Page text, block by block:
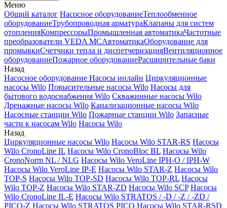
Меню
Общий каталог Насосное оборудованиеТеплообменное
оборудованиеТрубопроводная арматураКлапаны для систем
отопленияКомпрессорыПромышленная автоматикаЧастотные
преобразователи VEDA MCАвтоматикаОборудование для
промывкиСчетчики тепла и диспетчеризацияВентиляционное
оборудованиеПожарное оборудованиеРасширительные баки
Назад
Насосное оборудование Насосы инлайн Циркуляционные
насосы Wilo Повысительные насосы Wilo Насосы для
бытового водоснабжения Wilo Скважинные насосы Wilo
Дренажные насосы Wilo Канализационные насосы Wilo
Насосные станции Wilo Пожарные станции Wilo Запасные
части к насосам Wilo Насосы Wilo
Назад
Циркуляционные насосы Wilo Насосы Wilo STAR-RS Насосы
Wilo CronoLine IL Насосы Wilo CronoBloc BL Насосы Wilo
CronoNorm NL / NLG Насосы Wilo VeroLine IPH-O / IPH-W
Насосы Wilo VeroLine IP-E Насосы Wilo STAR-Z Насосы Wilo
TOP-S Насосы Wilo TOP-SD Насосы Wilo TOP-RL Насосы
Wilo TOP-Z Насосы Wilo STAR-ZD Насосы Wilo SCP Насосы
Wilo CronoLine IL-E Насосы Wilo STRATOS / -D / -Z / -ZD /
PICO-Z Насосы Wilo STRATOS PICO Насосы Wilo STAR-RSD